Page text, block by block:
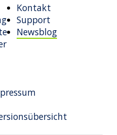
Kontakt
Support
Newsblog